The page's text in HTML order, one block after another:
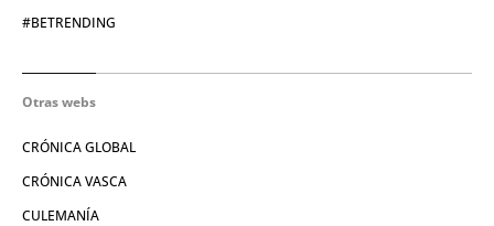
#BETRENDING
Otras webs
CRÓNICA GLOBAL
CRÓNICA VASCA
CULEMANÍA